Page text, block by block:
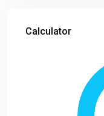
Calculator